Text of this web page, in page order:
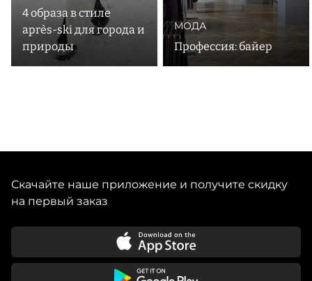
4 образа в стиле
après-ski для города и
природы
МОДА
Профессия: байер
Скачайте наше приложение и получите скидку
на первый заказ